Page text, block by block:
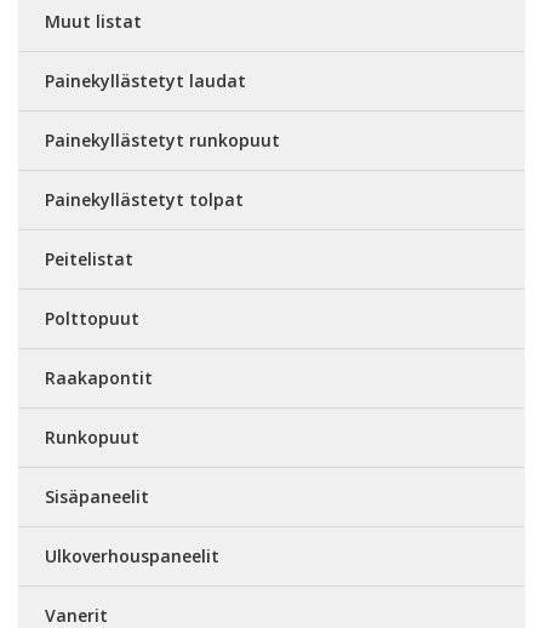
Muut listat
Painekyllästetyt laudat
Painekyllästetyt runkopuut
Painekyllästetyt tolpat
Peitelistat
Polttopuut
Raakapontit
Runkopuut
Sisäpaneelit
Ulkoverhouspaneelit
Vanerit